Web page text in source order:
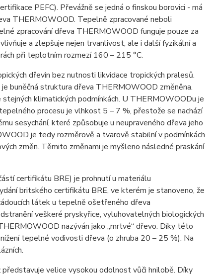
PEFC). Převážně se jedná o finskou borovici - má
THERMOWOOD. Tepelně zpracované neboli
zpracování dřeva THERMOWOOD funguje pouze za
a zlepšuje nejen trvanlivost, ale i další fyzikální a
při teplotním rozmezí 160 – 215 °C.
dřevin bez nutnosti likvidace tropických pralesů.
buněčná struktura dřeva THERMOWOOD změněna.
klimatických podmínkách. U THERMOWOODu je
procesu je vlhkost 5 – 7 %, přestože se nachází
sesychání, které způsobuje u neupraveného dřeva jeho
je tedy rozměrově a tvarově stabilní v podmínkách
změn. Těmito změnami je myšleno následné praskání
certifikátu BRE) je prohnutí u materiálu
britského certifikátu BRE, ve kterém je stanoveno, že
látek u tepelně ošetřeného dřeva
veškeré pryskyřice, vyluhovatelných biologických
nazýván jako „mrtvé“ dřevo. Díky této
tepelné vodivosti dřeva (o zhruba 20 – 25 %). Na
velice vysokou odolnost vůči hnilobě. Díky